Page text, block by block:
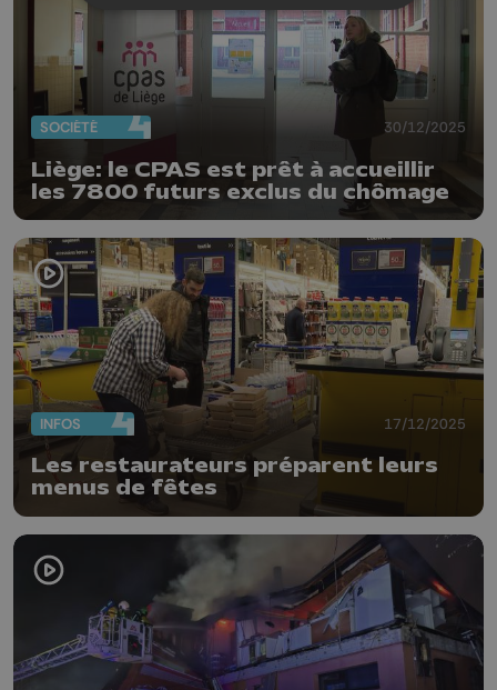
SOCIÉTÉ 30/12/2025
Liège: le CPAS est prêt à accueillir
les 7800 futurs exclus du chômage
INFOS 17/12/2025
Les restaurateurs préparent leurs
menus de fêtes